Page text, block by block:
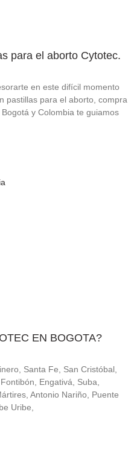
para el aborto Cytotec.
en este difícil momento
pastillas para el aborto, compra
y Colombia te guiamos
EN BOGOTA?
Santa Fe, San Cristóbal,
Engativá, Suba,
Antonio Nariño, Puente
Uribe,